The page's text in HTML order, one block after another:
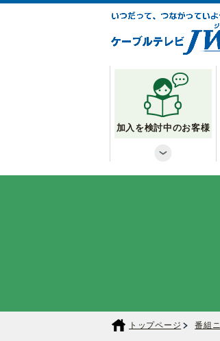
加入を検討中のお客様
トップページ 番組